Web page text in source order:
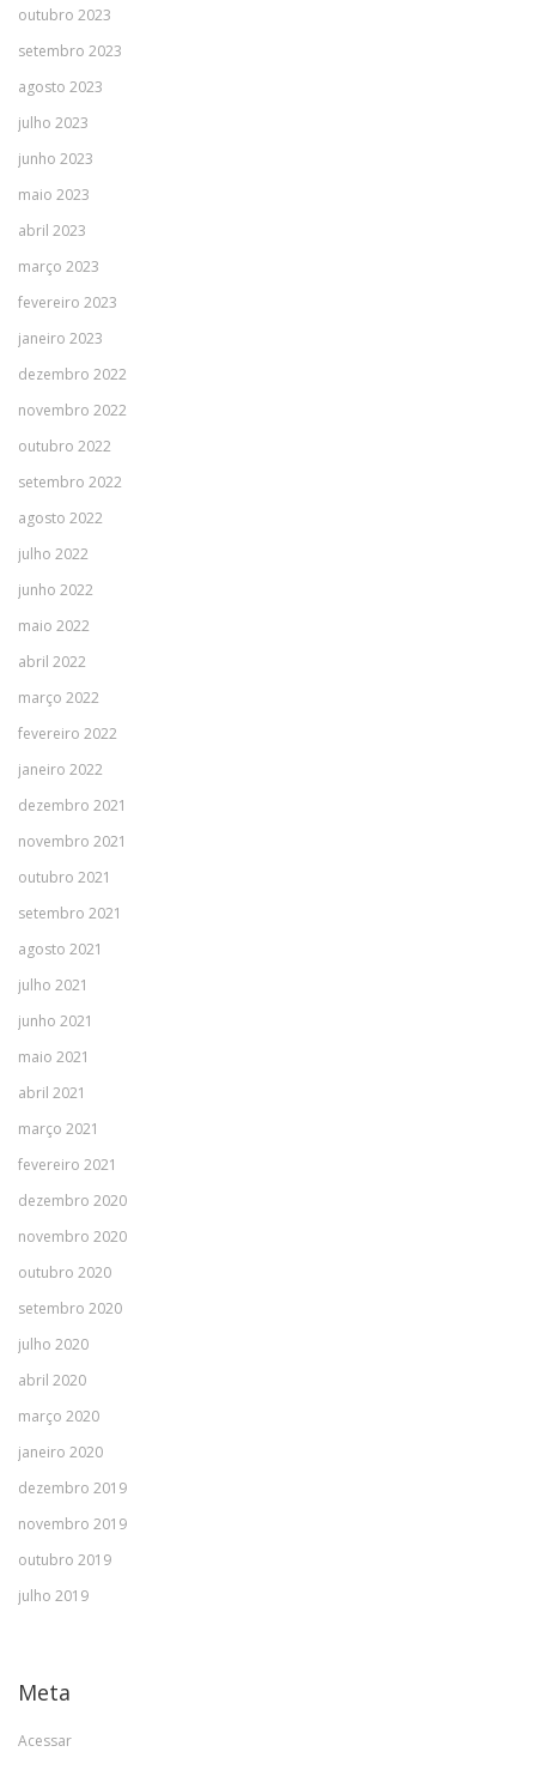
outubro 2023
setembro 2023
agosto 2023
julho 2023
junho 2023
maio 2023
abril 2023
março 2023
fevereiro 2023
janeiro 2023
dezembro 2022
novembro 2022
outubro 2022
setembro 2022
agosto 2022
julho 2022
junho 2022
maio 2022
abril 2022
março 2022
fevereiro 2022
janeiro 2022
dezembro 2021
novembro 2021
outubro 2021
setembro 2021
agosto 2021
julho 2021
junho 2021
maio 2021
abril 2021
março 2021
fevereiro 2021
dezembro 2020
novembro 2020
outubro 2020
setembro 2020
julho 2020
abril 2020
março 2020
janeiro 2020
dezembro 2019
novembro 2019
outubro 2019
julho 2019
Meta
Acessar